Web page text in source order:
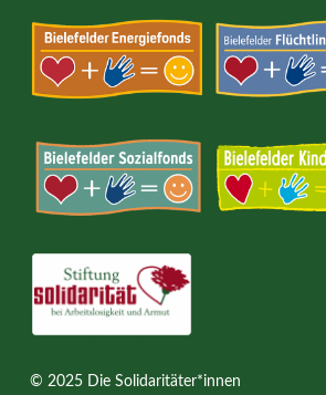
© 2025 Die Solidaritäter*innen